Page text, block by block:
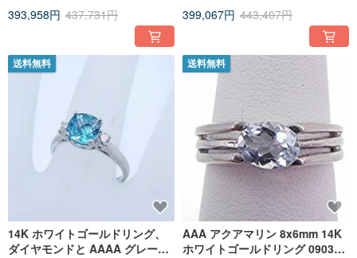
393,958円 437,731円 399,067円 443,407円
送料無料
14K ホワイトゴールドリング、
ダイヤモンドと AAAA グレード
送料無料
AAA アクアマリン 8x6mm 14K
ホワイトゴールドリング 0903